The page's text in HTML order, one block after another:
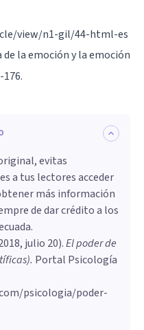
view/n1-gil/44-html-es
de la emoción y la emoción
evitas
a tus lectores acceder
más información
de dar crédito a los
julio 20).El poder de
. Portal Psicología
psicologia/poder-